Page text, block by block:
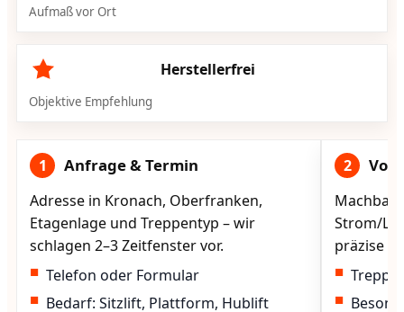
Aufmaß vor Ort
Herstellerfrei
Objektive Empfehlung
1 Anfrage & Termin
Adresse in Kronach, Oberfranken,
Etagenlage und Treppentyp – wir
schlagen 2–3 Zeitfenster vor.
Telefon oder Formular
Bedarf: Sitzlift, Plattform, Hublift
2
Strom/
präzise